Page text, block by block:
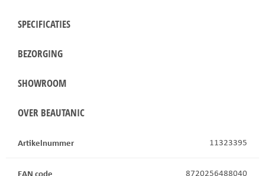
SPECIFICATIES
BEZORGING
SHOWROOM
OVER BEAUTANIC
Artikelnummer 11323395
EAN code 8720256488040